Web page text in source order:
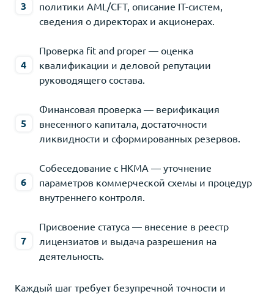
политики AML/CFT, описание IT-систем,
сведения о директорах и акционерах.
Проверка fit and proper — оценка
квалификации и деловой репутации
руководящего состава.
Финансовая проверка — верификация
внесенного капитала, достаточности
ликвидности и сформированных резервов.
Собеседование с HKMA — уточнение
параметров коммерческой схемы и процедур
внутреннего контроля.
Присвоение статуса — внесение в реестр
лицензиатов и выдача разрешения на
деятельность.
Каждый шаг требует безупречной точности и